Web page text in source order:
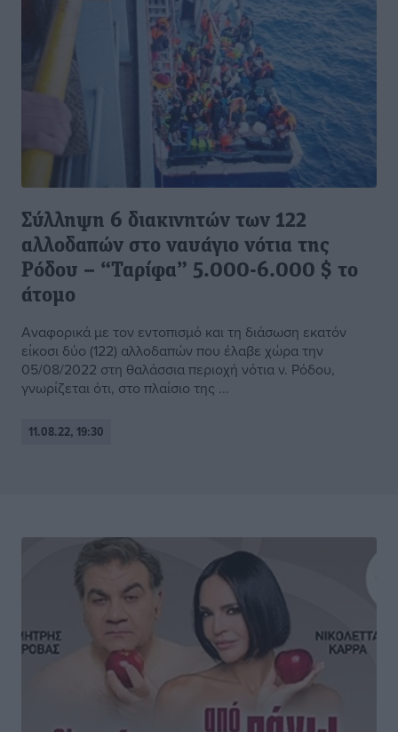
Σύλληψη 6 διακινητών των 122
αλλοδαπών στο ναυάγιο νότια της
Ρόδου – “Ταρίφα” 5.000-6.000 $ το
άτομο
Αναφορικά με τον εντοπισμό και τη διάσωση εκατόν
είκοσι δύο (122) αλλοδαπών που έλαβε χώρα την
05/08/2022 στη θαλάσσια περιοχή νότια ν. Ρόδου,
γνωρίζεται ότι, στο πλαίσιο της ...
11.08.22, 19:30